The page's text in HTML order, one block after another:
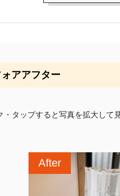
ォアアフター
タップすると写真を拡大して
After